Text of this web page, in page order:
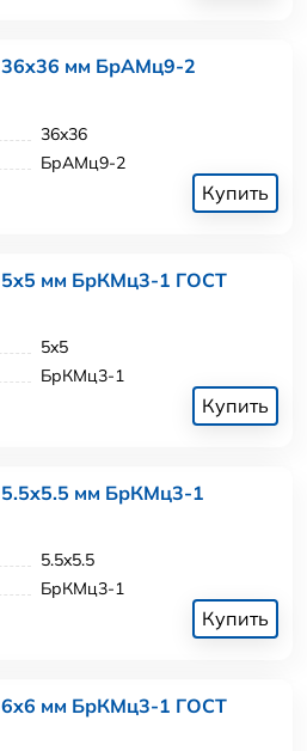
36x36 мм БрАМц9-2
36x36
БрАМц9-2
Купить
5x5 мм БрКМц3-1 ГОСТ
5x5
БрКМц3-1
Купить
мм БрКМц3-1
5.5x5.5
БрКМц3-1
Купить
6x6 мм БрКМц3-1 ГОСТ